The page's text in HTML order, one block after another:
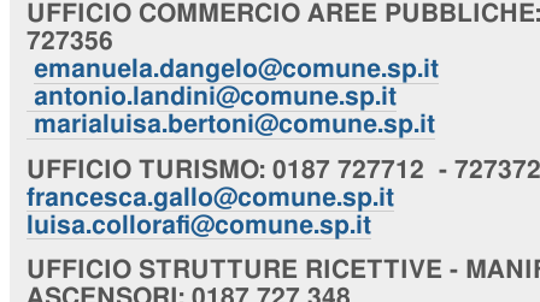
UFFICIO COMMERCIO AREE PUBBLICHE
727356
emanuela.dangelo@comune.sp.it
antonio.landini@comune.sp.it
marialuisa.bertoni@comune.sp.it
UFFICIO TURISMO: 0187 727712 - 727372
francesca.gallo@comune.sp.it
luisa.collorafi@comune.sp.it
UFFICIO STRUTTURE RICETTIVE -